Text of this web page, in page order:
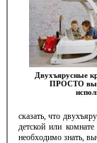
Двухъярусные
ПРОСТО
сказать, что
детской или
необходимо знать,